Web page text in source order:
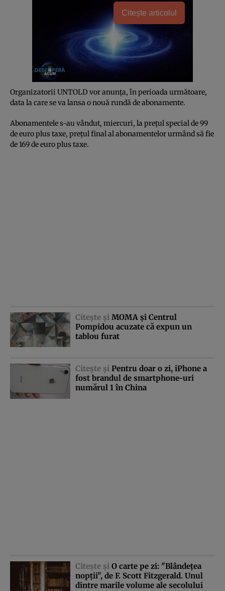
Citește articolul
Organizatorii UNTOLD vor anunţa, în perioada următoare,
data la care se va lansa o nouă rundă de abonamente.
Abonamentele s-au vândut, miercuri, la preţul special de 99
de euro plus taxe, preţul final al abonamentelor urmând să fie
de 169 de euro plus taxe.
Citeşte şi MOMA şi Centrul
Pompidou acuzate că expun un
tablou furat
Citeşte şi Pentru doar o zi, iPhone a
fost brandul de smartphone-uri
numărul 1 în China
Citeşte şi O carte pe zi: "Blândeţea
nopţii", de F. Scott Fitzgerald. Unul
dintre marile volume ale secolului